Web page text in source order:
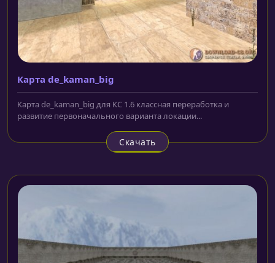
Карта de_kaman_big
Карта de_kaman_big для КС 1.6 классная переработка и
развитие первоначального варианта локации...
Скачать